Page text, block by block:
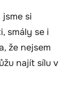
si
smály se i
že nejsem
najít sílu v